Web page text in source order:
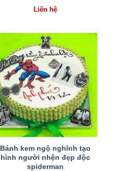
Liên hệ
Bánh kem ngộ nghĩnh tạo
hình người nhện đẹp độc
spiderman